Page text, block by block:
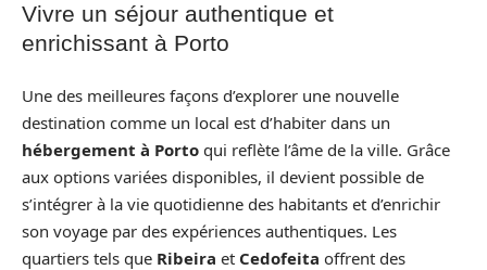
Vivre un séjour authentique et
enrichissant à Porto
Une des meilleures façons d’explorer une nouvelle
destination comme un local est d’habiter dans un
hébergement à Porto qui reflète l’âme de la ville. Grâce
aux options variées disponibles, il devient possible de
s’intégrer à la vie quotidienne des habitants et d’enrichir
son voyage par des expériences authentiques. Les
quartiers tels que Ribeira et Cedofeita offrent des